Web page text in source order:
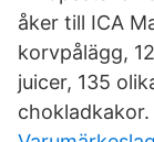
åker till ICA
korvpålägg,
juicer, 135
chokladkakor.